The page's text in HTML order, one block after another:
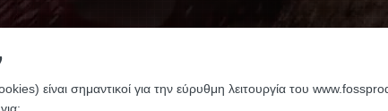
είναι σημαντικοί για την εύρυθμη λειτουργία του